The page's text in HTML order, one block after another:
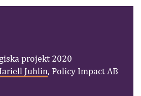
projekt 2020
Juhlin, Policy Impact AB